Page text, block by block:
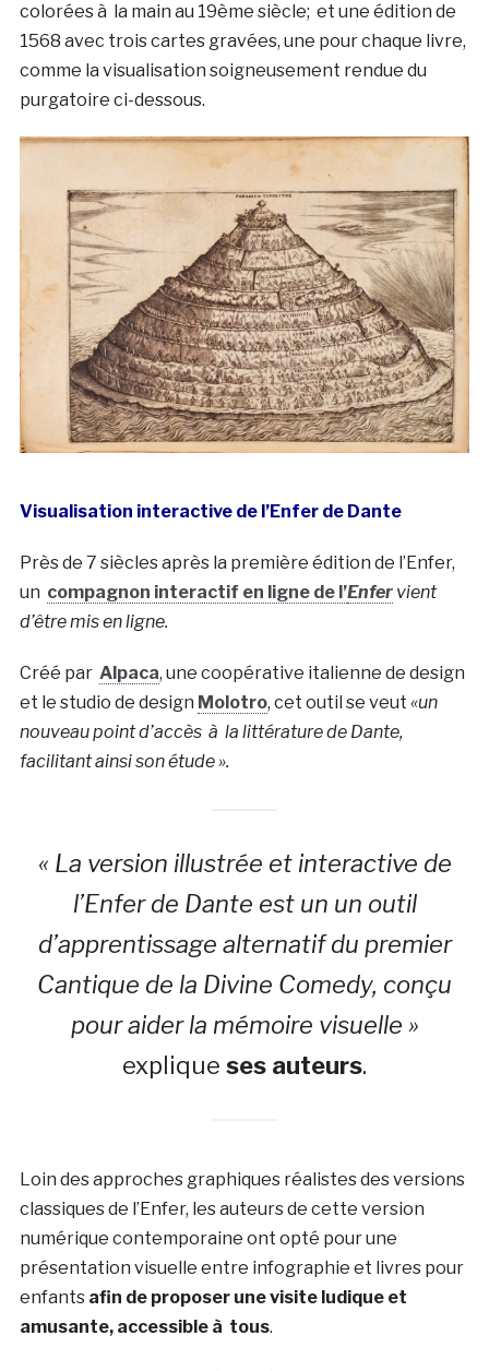
colorées à la main au 19ème siècle; et une édition de
1568 avec trois cartes gravées, une pour chaque livre,
comme la visualisation soigneusement rendue du
purgatoire ci-dessous.
Visualisation interactive de l’Enfer de Dante
Près de 7 siècles après la première édition de l’Enfer,
un compagnon interactif en ligne de l’Enfervient
d’être mis en ligne.
Créé par Alpaca, une coopérative italienne de design
et le studio de design Molotro, cet outil se veut «un
nouveau point d’accès à la littérature de Dante,
facilitant ainsi son étude ».
« La version illustrée et interactive de
l’Enfer de Dante est un un outil
d’apprentissage alternatif du premier
Cantique de la Divine Comedy, conçu
pour aider la mémoire visuelle »
explique ses auteurs.
Loin des approches graphiques réalistes des versions
classiques de l’Enfer, les auteurs de cette version
numérique contemporaine ont opté pour une
présentation visuelle entre infographie et livres pour
enfants afin de proposer une visite ludique et
amusante, accessible à tous.